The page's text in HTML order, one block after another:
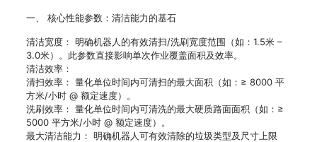
一、 核心性能参数：清洁能力的基石
清洁宽度： 明确机器人的有效清扫/洗刷宽度范围（如：1.5米 –
3.0米）。此参数直接影响单次作业覆盖面积及效率。
清洁效率：
清扫效率： 量化单位时间内可清扫的最大面积（如：≥ 8000 平
方米/小时 @ 额定速度）。
洗刷效率： 量化单位时间内可清洗的最大硬质路面面积（如：≥
5000 平方米/小时 @ 额定速度）。
最大清洁能力： 明确机器人可有效清除的垃圾类型及尺寸上限